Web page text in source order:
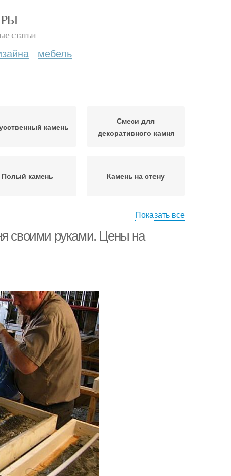
статьи
мебель
камень
Смеси для
декоративного камня
Полый камень Камень на стену
Показать все
своими руками. Цены на